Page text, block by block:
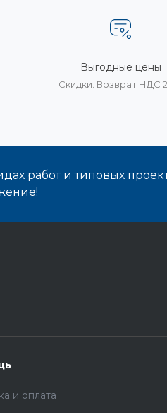
Выгодные цены
Скидки. Возврат НДС
работ и типовых
и оплата